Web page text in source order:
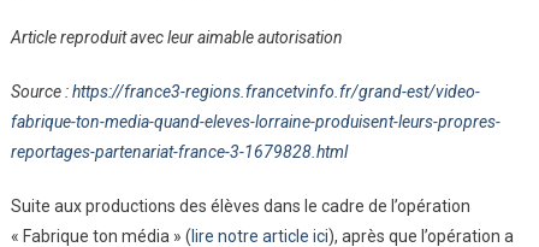
3
Juin
« Fabrique
Ton
Article reproduit avec leur aimable autorisation
Source :https://france3-regions.francetvinfo.fr/grand-est/video-
fabrique-ton-media-quand-eleves-lorraine-produisent-leurs-propres-
reportages-partenariat-france-3-1679828.html
Suite aux productions des élèves dans le cadre de l’opération
« Fabrique ton média » ( lire notre article ici), après que l’opération a